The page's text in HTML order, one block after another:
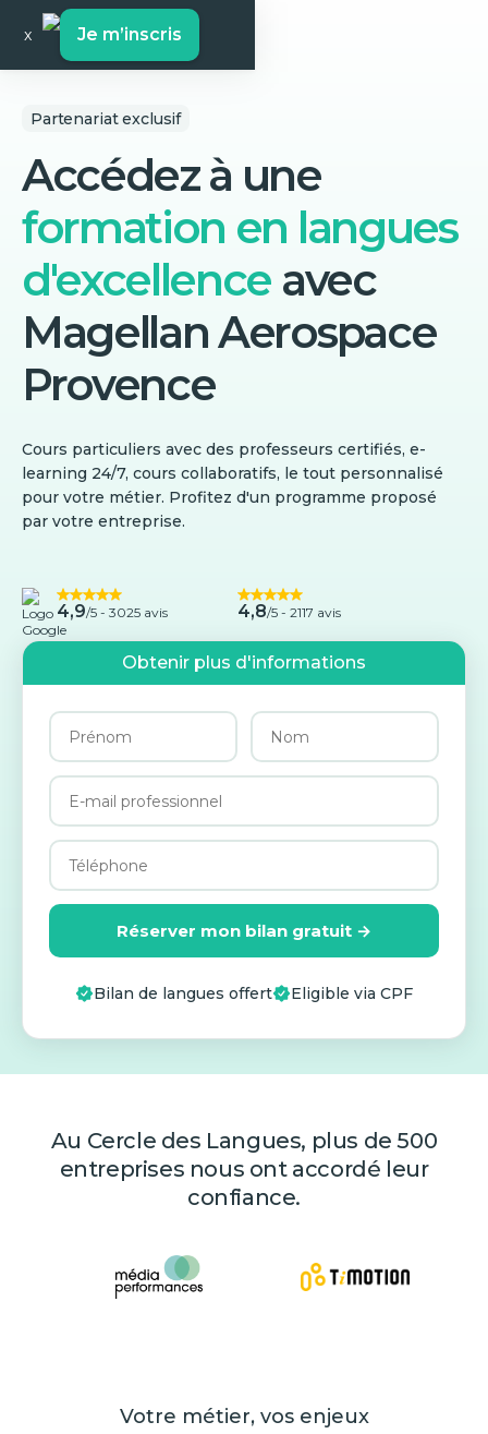
x Je m’inscris
Partenariat exclusif
Accédez à une
formation en langues
d'excellence avec
Magellan Aerospace
Provence
Cours particuliers avec des professeurs certifiés, e-
learning 24/7, cours collaboratifs, le tout personnalisé
pour votre métier. Profitez d'un programme proposé
par votre entreprise.
4,9/5 - 3025 avis 4,8/5 - 2117 avis
Obtenir plus d'informations
Réserver mon bilan gratuit →
Bilan de langues offert Eligible via CPF
Au Cercle des Langues, plus de 500
entreprises nous ont accordé leur
confiance.
Votre métier, vos enjeux